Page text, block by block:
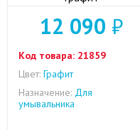
12 090 ₽
Код товара: 21859
Цвет: Графит
Назначение: Для
умывальника